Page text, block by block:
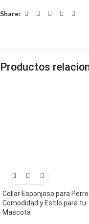
Share:
Productos
Collar Esponjoso para
Comodidad y Estilo para tu
Mascota